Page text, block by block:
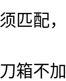
匹配
箱不